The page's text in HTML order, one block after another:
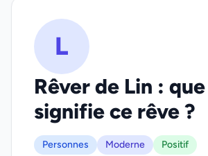
L
Rêver de Lin : que
signifie ce rêve ?
Personnes Moderne Positif